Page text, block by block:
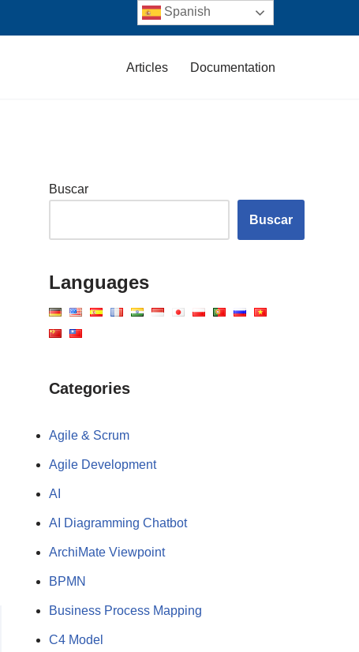
Articles Documentation
Buscar
Buscar
Languages
Categories
Agile & Scrum
Agile Development
AI
AI Diagramming Chatbot
ArchiMate Viewpoint
BPMN
Business Process Mapping
C4 Model
Spanish